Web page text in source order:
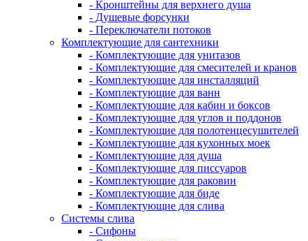
- Кронштейны для верхнего душа
- Душевые форсунки
- Переключатели потоков
Комплектующие для сантехники
- Комплектующие для унитазов
- Комплектующие для смесителей и кранов
- Комплектующие для инсталляций
- Комплектующие для ванн
- Комплектующие для кабин и боксов
- Комплектующие для углов и поддонов
- Комплектующие для полотенцесушителей
- Комплектующие для кухонных моек
- Комплектующие для душа
- Комплектующие для писсуаров
- Комплектующие для раковин
- Комплектующие для биде
- Комплектующие для слива
Системы слива
- Сифоны